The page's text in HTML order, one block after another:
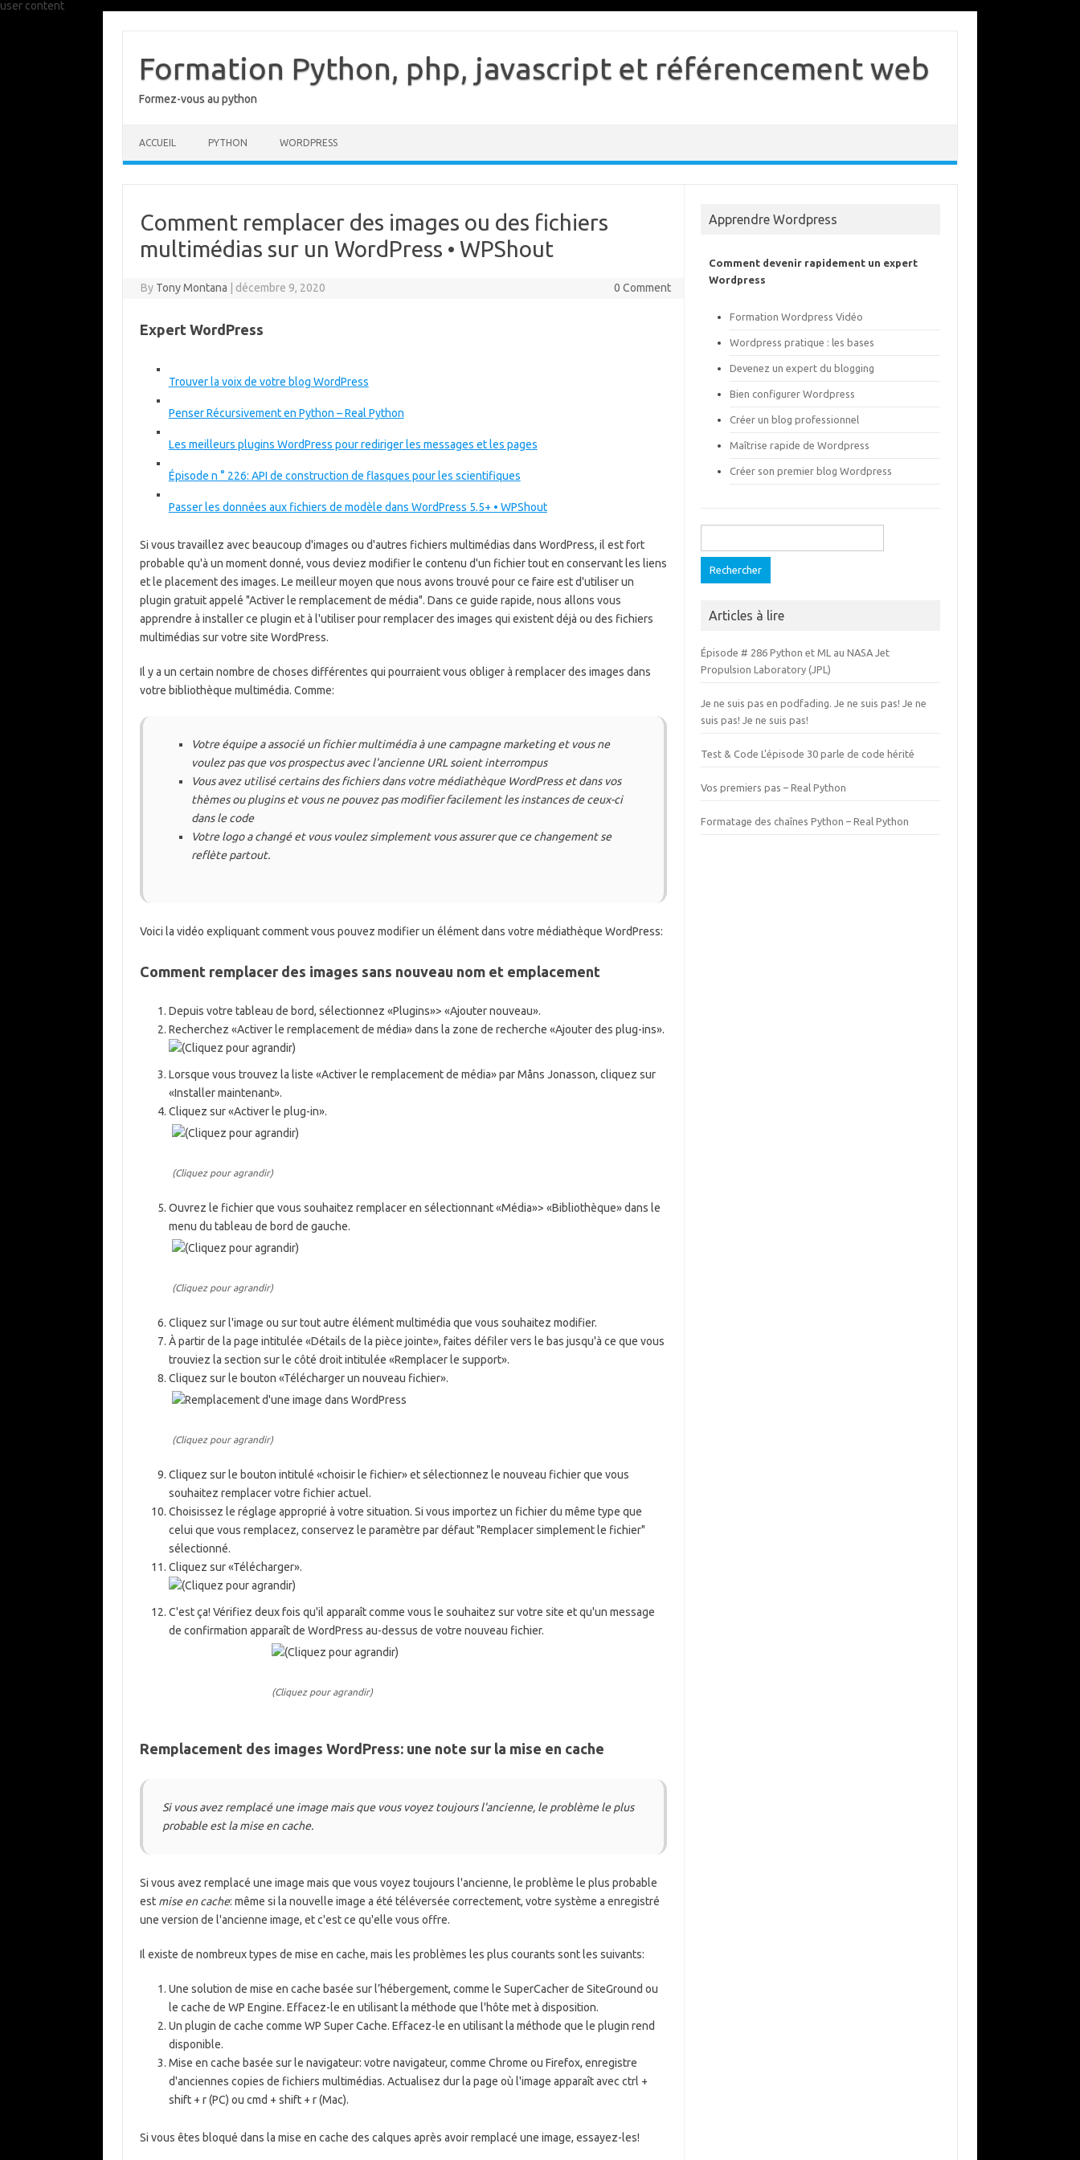
user content
contentFormation Python, php, javascript et référencement web
Formez-vous au python
ACCUEIL PYTHON WORDPRESS
Comment remplacer des images ou des fichiers
multimédias sur un WordPress • WPShout
By Tony Montana décembre 9, 2020 0 Comment
Expert WordPress
Trouver la voix de votre blog WordPress
Penser Récursivement en Python – Real Python
Les meilleurs plugins WordPress pour rediriger les messages et les pages
Épisode n ° 226: API de construction de flasques pour les scientifiques
Passer les données aux fichiers de modèle dans WordPress 5.5+ • WPShout
Si vous travaillez avec beaucoup d'images ou d'autres fichiers multimédias dans WordPress, il est fort
probable qu'à un moment donné, vous deviez modifier le contenu d'un fichier tout en conservant les liens
et le placement des images. Le meilleur moyen que nous avons trouvé pour ce faire est d'utiliser un
plugin gratuit appelé "Activer le remplacement de média". Dans ce guide rapide, nous allons vous
apprendre à installer ce plugin et à l'utiliser pour remplacer des images qui existent déjà ou des fichiers
multimédias sur votre site WordPress.
Il y a un certain nombre de choses différentes qui pourraient vous obliger à remplacer des images dans
votre bibliothèque multimédia. Comme:
Votre équipe a associé un fichier multimédia à une campagne marketing et vous ne
voulez pas que vos prospectus avec l'ancienne URL soient interrompus
Vous avez utilisé certains des fichiers dans votre médiathèque WordPress et dans vos
thèmes ou plugins et vous ne pouvez pas modifier facilement les instances de ceux-ci
dans le code
Votre logo a changé et vous voulez simplement vous assurer que ce changement se
reflète partout.
Voici la vidéo expliquant comment vous pouvez modifier un élément dans votre médiathèque WordPress:
Comment remplacer des images sans nouveau nom et emplacement
Depuis votre tableau de bord, sélectionnez «Plugins»> «Ajouter nouveau».
Recherchez «Activer le remplacement de média» dans la zone de recherche «Ajouter des plug-ins».
Lorsque vous trouvez la liste «Activer le remplacement de média» par Måns Jonasson, cliquez sur
«Installer maintenant».
Cliquez sur «Activer le plug-in».
(Cliquez pour agrandir)
Ouvrez le fichier que vous souhaitez remplacer en sélectionnant «Média»> «Bibliothèque» dans le
menu du tableau de bord de gauche.
(Cliquez pour agrandir)
Cliquez sur l'image ou sur tout autre élément multimédia que vous souhaitez modifier.
À partir de la page intitulée «Détails de la pièce jointe», faites défiler vers le bas jusqu'à ce que vous
trouviez la section sur le côté droit intitulée «Remplacer le support».
Cliquez sur le bouton «Télécharger un nouveau fichier».
(Cliquez pour agrandir)
Cliquez sur le bouton intitulé «choisir le fichier» et sélectionnez le nouveau fichier que vous
souhaitez remplacer votre fichier actuel.
Choisissez le réglage approprié à votre situation. Si vous importez un fichier du même type que
celui que vous remplacez, conservez le paramètre par défaut "Remplacer simplement le fichier"
sélectionné.
Cliquez sur «Télécharger».
C'est ça! Vérifiez deux fois qu'il apparaît comme vous le souhaitez sur votre site et qu'un message
de confirmation apparaît de WordPress au-dessus de votre nouveau fichier.
(Cliquez pour agrandir)
Remplacement des images WordPress: une note sur la mise en cache
Si vous avez remplacé une image mais que vous voyez toujours l'ancienne, le problème le plus
probable est la mise en cache.
Si vous avez remplacé une image mais que vous voyez toujours l'ancienne, le problème le plus probable
est mise en cache: même si la nouvelle image a été téléversée correctement, votre système a enregistré
une version de l'ancienne image, et c'est ce qu'elle vous offre.
Il existe de nombreux types de mise en cache, mais les problèmes les plus courants sont les suivants:
Une solution de mise en cache basée sur l’hébergement, comme le SuperCacher de SiteGround ou
le cache de WP Engine. Effacez-le en utilisant la méthode que l'hôte met à disposition.
Un plugin de cache comme WP Super Cache. Effacez-le en utilisant la méthode que le plugin rend
disponible.
Mise en cache basée sur le navigateur: votre navigateur, comme Chrome ou Firefox, enregistre
d'anciennes copies de fichiers multimédias. Actualisez dur la page où l'image apparaît avec ctrl +
shift + r (PC) ou cmd + shift + r (Mac).
Si vous êtes bloqué dans la mise en cache des calques après avoir remplacé une image, essayez-les!
Apprendre Wordpress
Comment devenir rapidement un expert
Wordpress
Formation Wordpress Vidéo
Wordpress pratique : les bases
Devenez un expert du blogging
Bien configurer Wordpress
Créer un blog professionnel
Maîtrise rapide de Wordpress
Créer son premier blog Wordpress
Articles à lire
Épisode # 286 Python et ML au NASA Jet
Propulsion Laboratory (JPL)
Je ne suis pas en podfading. Je ne suis pas! Je ne
suis pas! Je ne suis pas!
Test & Code L'épisode 30 parle de code hérité
Vos premiers pas – Real Python
Formatage des chaînes Python – Real Python